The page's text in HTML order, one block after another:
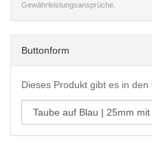
Gewährleistungsansprüche.
Buttonform
Dieses Produkt gibt es in